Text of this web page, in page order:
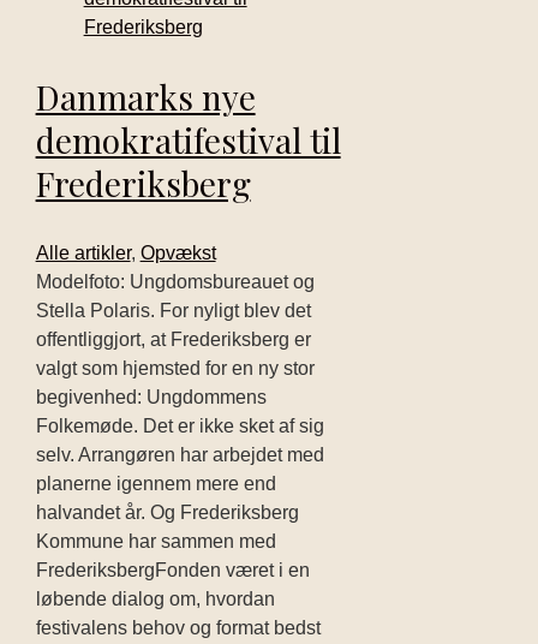
Danmarks nye
demokratifestival til
Frederiksberg
Alle artikler, Opvækst
Modelfoto: Ungdomsbureauet og
Stella Polaris. For nyligt blev det
offentliggjort, at Frederiksberg er
valgt som hjemsted for en ny stor
begivenhed: Ungdommens
Folkemøde. Det er ikke sket af sig
selv. Arrangøren har arbejdet med
planerne igennem mere end
halvandet år. Og Frederiksberg
Kommune har sammen med
FrederiksbergFonden været i en
løbende dialog om, hvordan
festivalens behov og format bedst